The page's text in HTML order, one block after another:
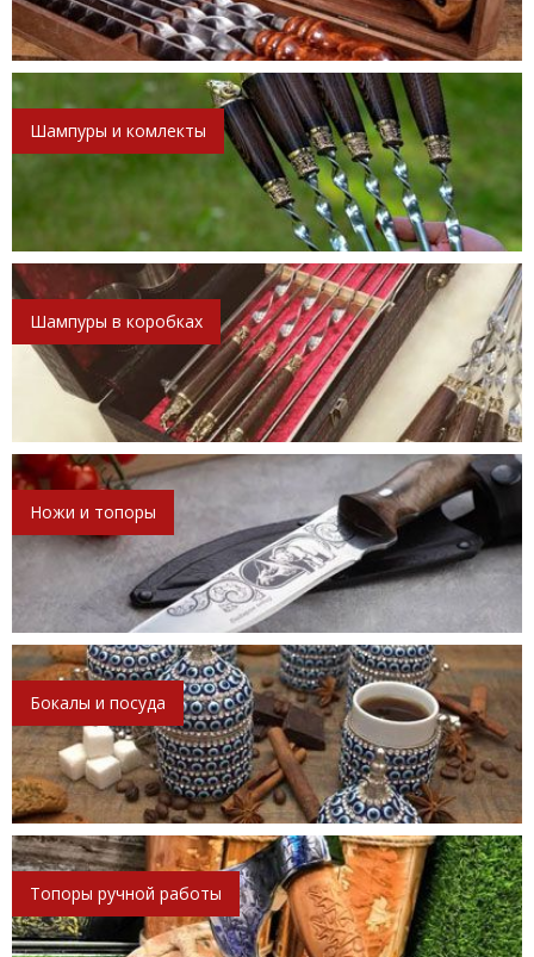
Шампуры и комлекты
Шампуры в коробках
Ножи и топоры
Бокалы и посуда
Топоры ручной работы